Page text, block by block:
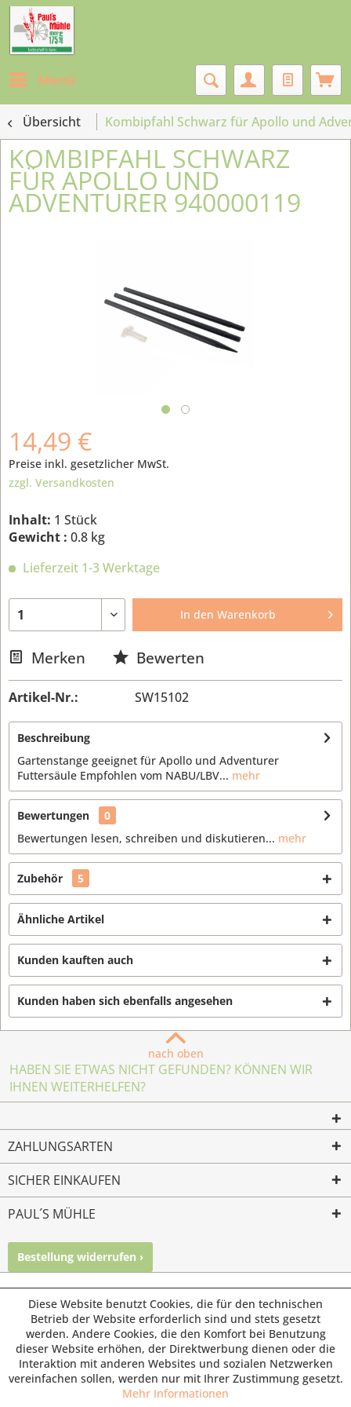
Menü
Übersicht Kombipfahl Schwarz für Apollo und
KOMBIPFAHL SCHWARZ
FÜR APOLLO UND
ADVENTURER 940000119
14,49 €
Preise inkl. gesetzlicher MwSt.
zzgl. Versandkosten
Inhalt: 1 Stück
Gewicht : 0.8 kg
Lieferzeit 1-3 Werktage
In den Warenkorb
Merken Bewerten
Artikel-Nr.: SW15102
Beschreibung
Gartenstange geeignet für Apollo und Adventurer
Futtersäule Empfohlen vom NABU/LBV... mehr
Bewertungen
0
Bewertungen lesen, schreiben und diskutieren... mehr
Zubehör 5
Ähnliche Artikel
Kunden kauften auch
Kunden haben sich ebenfalls angesehen
nach oben
HABEN SIE ETWAS NICHT GEFUNDEN? KÖNNEN WIR
IHNEN WEITERHELFEN?
ZAHLUNGSARTEN
SICHER EINKAUFEN
PAUL´S MÜHLE
Bestellung widerrufen ›
© Paul's Mühle | Inhaber: Christof Paul e.K. | Westring 2 |
45659 Recklinghausen
Fax: 02361 -28831 | E-Mail: info@pauls-muehle.de
Diese Website benutzt Cookies, die für den technischen
Betrieb der Website erforderlich sind und stets gesetzt
werden. Andere Cookies, die den Komfort bei Benutzung
dieser Website erhöhen, der Direktwerbung dienen oder die
Interaktion mit anderen Websites und sozialen Netzwerken
vereinfachen sollen, werden nur mit Ihrer Zustimmung gesetzt.
Mehr Informationen